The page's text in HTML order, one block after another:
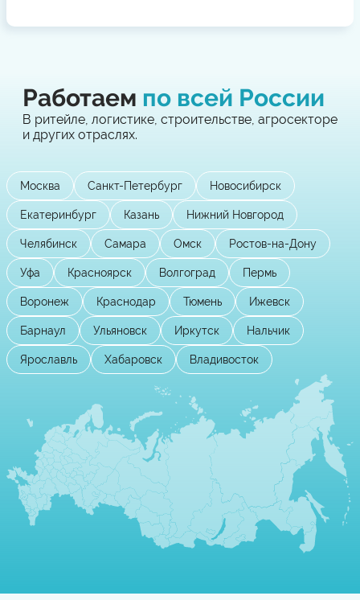
Работаем по всей России
В ритейле, логистике, строительстве, агросекторе
и других отраслях.
Москва Санкт-Петербург Новосибирск
Екатеринбург Казань Нижний Новгород
Челябинск Самара Омск Ростов-на-Дону
Уфа Красноярск Волгоград Пермь
Воронеж Краснодар Тюмень Ижевск
Барнаул Ульяновск Иркутск Нальчик
Ярославль Хабаровск Владивосток